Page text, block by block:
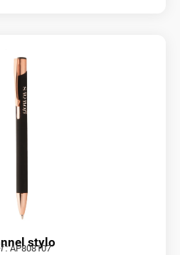
stylo
:AP808107